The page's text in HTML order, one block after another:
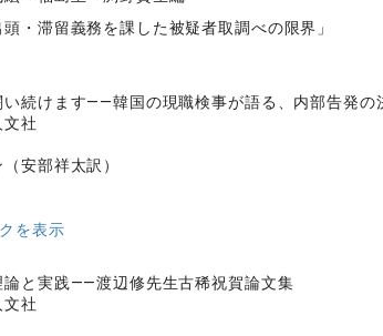
・滞留義務を課した被疑者取調べの限界」
い続けます——韓国の現職検事が語る、内部告発の
文社
安部祥太訳）
を表示
論と実践——渡辺修先生古稀祝賀論文集
文社